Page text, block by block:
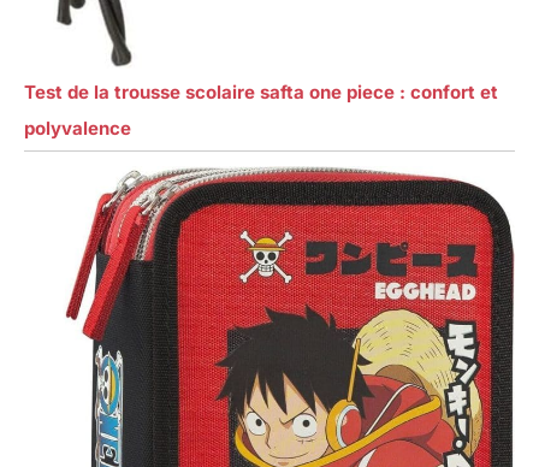
Test de la trousse scolaire safta one piece : confort et
polyvalence